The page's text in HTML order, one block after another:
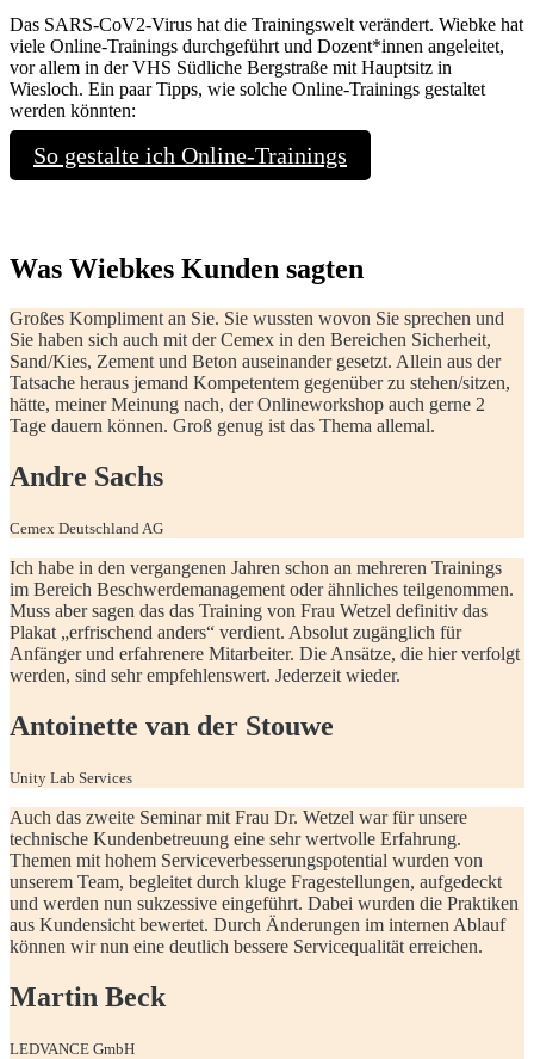
Das SARS-CoV2-Virus hat die Trainingswelt verändert. Wiebke hat
viele Online-Trainings durchgeführt und Dozent*innen angeleitet,
vor allem in der VHS Südliche Bergstraße mit Hauptsitz in
Wiesloch. Ein paar Tipps, wie solche Online-Trainings gestaltet
werden könnten:
So gestalte ich Online-Trainings
Was Wiebkes Kunden sagten
Großes Kompliment an Sie. Sie wussten wovon Sie sprechen und
Sie haben sich auch mit der Cemex in den Bereichen Sicherheit,
Sand/Kies, Zement und Beton auseinander gesetzt. Allein aus der
Tatsache heraus jemand Kompetentem gegenüber zu stehen/sitzen,
hätte, meiner Meinung nach, der Onlineworkshop auch gerne 2
Tage dauern können. Groß genug ist das Thema allemal.
Andre Sachs
Cemex Deutschland AG
Ich habe in den vergangenen Jahren schon an mehreren Trainings
im Bereich Beschwerdemanagement oder ähnliches teilgenommen.
Muss aber sagen das das Training von Frau Wetzel definitiv das
Plakat „erfrischend anders“ verdient. Absolut zugänglich für
Anfänger und erfahrenere Mitarbeiter. Die Ansätze, die hier verfolgt
werden, sind sehr empfehlenswert. Jederzeit wieder.
Antoinette van der Stouwe
Unity Lab Services
Auch das zweite Seminar mit Frau Dr. Wetzel war für unsere
technische Kundenbetreuung eine sehr wertvolle Erfahrung.
Themen mit hohem Serviceverbesserungspotential wurden von
unserem Team, begleitet durch kluge Fragestellungen, aufgedeckt
und werden nun sukzessive eingeführt. Dabei wurden die Praktiken
aus Kundensicht bewertet. Durch Änderungen im internen Ablauf
können wir nun eine deutlich bessere Servicequalität erreichen.
Martin Beck
LEDVANCE GmbH